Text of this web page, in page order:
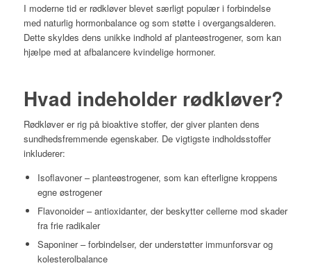
I moderne tid er rødkløver blevet særligt populær i forbindelse
med naturlig hormonbalance og som støtte i overgangsalderen.
Dette skyldes dens unikke indhold af planteøstrogener, som kan
hjælpe med at afbalancere kvindelige hormoner.
Hvad indeholder rødkløver?
Rødkløver er rig på bioaktive stoffer, der giver planten dens
sundhedsfremmende egenskaber. De vigtigste indholdsstoffer
inkluderer:
Isoflavoner – planteøstrogener, som kan efterligne kroppens
egne østrogener
Flavonoider – antioxidanter, der beskytter cellerne mod skader
fra frie radikaler
Saponiner – forbindelser, der understøtter immunforsvar og
kolesterolbalance